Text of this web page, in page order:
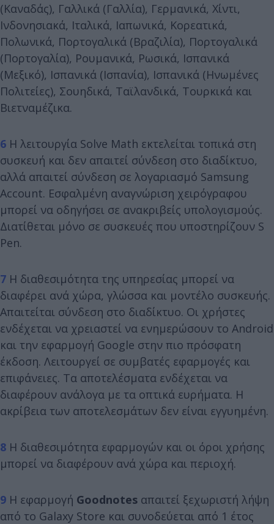
(Καναδάς), Γαλλικά (Γαλλία), Γερμανικά, Χίντι,
Ινδονησιακά, Ιταλικά, Ιαπωνικά, Κορεατικά,
Πολωνικά, Πορτογαλικά (Βραζιλία), Πορτογαλικά
(Πορτογαλία), Ρουμανικά, Ρωσικά, Ισπανικά
(Μεξικό), Ισπανικά (Ισπανία), Ισπανικά (Ηνωμένες
Πολιτείες), Σουηδικά, Ταϊλανδικά, Τουρκικά και
Βιετναμέζικα.
6 Η λειτουργία Solve Math εκτελείται τοπικά στη
συσκευή και δεν απαιτεί σύνδεση στο διαδίκτυο,
αλλά απαιτεί σύνδεση σε λογαριασμό Samsung
Account. Εσφαλμένη αναγνώριση χειρόγραφου
μπορεί να οδηγήσει σε ανακριβείς υπολογισμούς.
Διατίθεται μόνο σε συσκευές που υποστηρίζουν S
Pen.
7 Η διαθεσιμότητα της υπηρεσίας μπορεί να
διαφέρει ανά χώρα, γλώσσα και μοντέλο συσκευής.
Απαιτείται σύνδεση στο διαδίκτυο. Οι χρήστες
ενδέχεται να χρειαστεί να ενημερώσουν το Android
και την εφαρμογή Google στην πιο πρόσφατη
έκδοση. Λειτουργεί σε συμβατές εφαρμογές και
επιφάνειες. Τα αποτελέσματα ενδέχεται να
διαφέρουν ανάλογα με τα οπτικά ευρήματα. Η
ακρίβεια των αποτελεσμάτων δεν είναι εγγυημένη.
8 Η διαθεσιμότητα εφαρμογών και οι όροι χρήσης
μπορεί να διαφέρουν ανά χώρα και περιοχή.
9 Η εφαρμογή Goodnotes απαιτεί ξεχωριστή λήψη
από το Galaxy Store και συνοδεύεται από 1 έτος